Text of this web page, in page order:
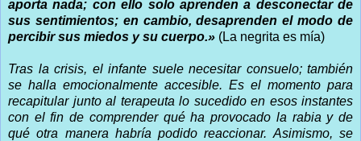
aporta nada; con ello solo aprenden a desconectar de
sus sentimientos; en cambio, desaprenden el modo de
percibir sus miedos y su cuerpo.» (La negrita es mía)
Tras la crisis, el infante suele necesitar consuelo; también
se halla emocionalmente accesible. Es el momento para
recapitular junto al terapeuta lo sucedido en esos instantes
con el fin de comprender qué ha provocado la rabia y de
qué otra manera habría podido reaccionar. Asimismo, se